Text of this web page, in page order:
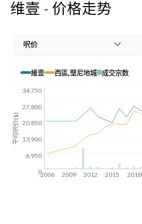
维壹 - 价格走势
呎价
維壹 西區,堅尼地城 成交宗数
2006 2009 2012 2015 2018
34,750
27,800
20,850
13,900
6,950
0
平均呎价($)